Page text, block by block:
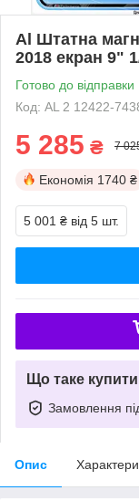
Al Штатна
2018 екран 9"
Готово до відправки
Код: AL 2 12422-
5 285 ₴ 7
Економія 1740 ₴
5 001 ₴ від 5 шт.
Що таке
Замовлення
Опис